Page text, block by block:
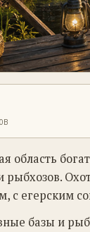
область
рыбхозов.
с егерским
базы и